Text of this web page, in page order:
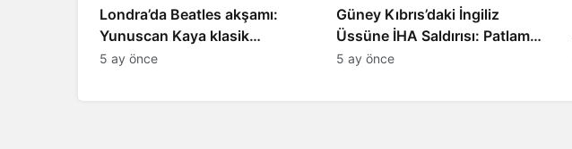
Londra’da Beatles akşamı:
Yunuscan Kaya klasik
yorumuyla sahnede
5 ay önce
Güney Kıbrıs’daki İngiliz
Üssüne İHA Saldırısı: Patlama,
Sirenler ve Alarm Durumu
5 ay önce